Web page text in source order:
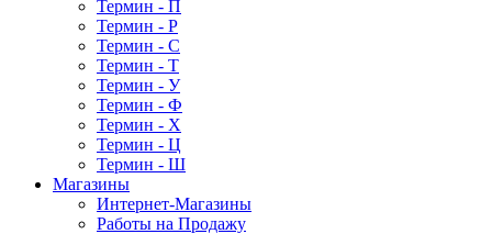
Термин - П
Термин - Р
Термин - С
Термин - Т
Термин - У
Термин - Ф
Термин - Х
Термин - Ц
Термин - Ш
Магазины
Интернет-Магазины
Работы на Продажу